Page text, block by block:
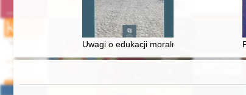
Uwagi o edukacji moralnej synów